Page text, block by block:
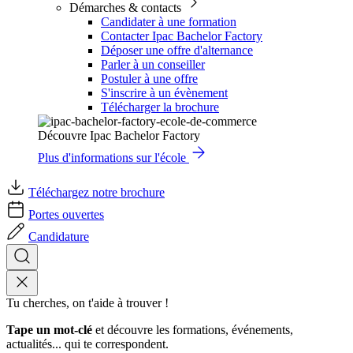
Démarches & contacts
Candidater à une formation
Contacter Ipac Bachelor Factory
Déposer une offre d'alternance
Parler à un conseiller
Postuler à une offre
S'inscrire à un évènement
Télécharger la brochure
Découvre Ipac Bachelor Factory
Plus d'informations sur l'école
Téléchargez notre brochure
Portes ouvertes
Candidature
Tu cherches, on t'aide à trouver !
Tape un mot-clé et découvre les formations, événements,
actualités... qui te correspondent.